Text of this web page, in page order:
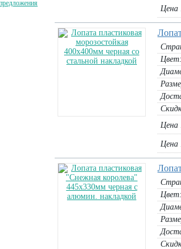
Цена
Цвет:
Цена
Цена
Цвет: